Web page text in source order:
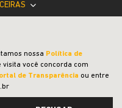
nossa Política de
visita você concorda com
de Transparência ou entre